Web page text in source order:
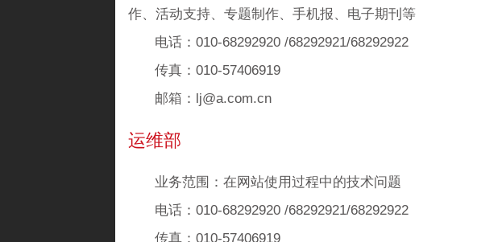
作、活动支持、专题制作、手机报、电子期刊等
电话：010-68292920 /68292921/68292922
传真：010-57406919
邮箱：lj@a.com.cn
运维部
业务范围：在网站使用过程中的技术问题
电话：010-68292920 /68292921/68292922
传真：010-57406919